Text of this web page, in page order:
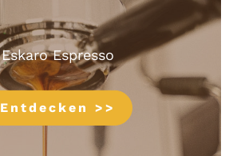
Eskaro Espresso
Entdecken >>